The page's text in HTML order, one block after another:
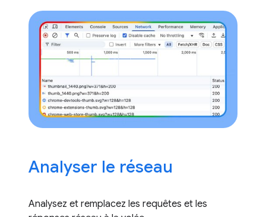
Analyser le réseau
Analysez et remplacez les requêtes et les